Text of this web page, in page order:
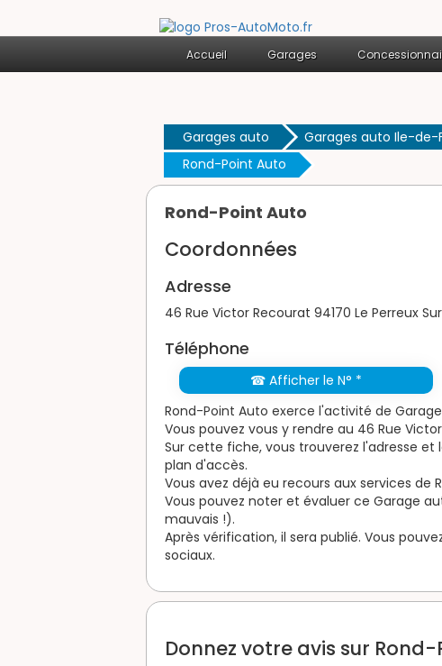
Accueil Garages
Garages auto Garages auto Ile-de-
Rond-Point Auto
Rond-Point Auto
Coordonnées
Adresse
46 Rue Victor Recourat 94170 Le Perreux
Téléphone
☎ Afficher le N° *
Rond-Point Auto exerce l'activité de
Vous pouvez vous y rendre au 46 Rue
Sur cette fiche, vous trouverez l'adresse
plan d'accès.
Vous avez déjà eu recours aux services de
Vous pouvez noter et évaluer ce Garage
mauvais !).
Après vérification, il sera publié. Vous
sociaux.
Donnez votre avis sur